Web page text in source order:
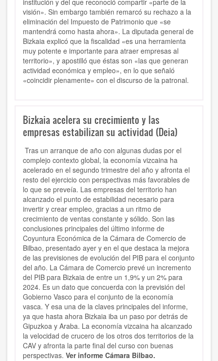
institución y del que reconoció compartir «parte de la
visión». Sin embargo también remarcó su rechazo a la
eliminación del Impuesto de Patrimonio que «se
mantendrá como hasta ahora». La diputada general de
Bizkaia explicó que la fiscalidad «es una herramienta
muy potente e importante para atraer empresas al
territorio», y apostilló que éstas son «las que generan
actividad económica y empleo», en lo que señaló
«coincidir plenamente» con el discurso de la patronal.
Bizkaia acelera su crecimiento y las
empresas estabilizan su actividad (Deia)
Tras un arranque de año con algunas dudas por el
complejo contexto global, la economía vizcaina ha
acelerado en el segundo trimestre del año y afronta el
resto del ejercicio con perspectivas más favorables de
lo que se preveía. Las empresas del territorio han
alcanzado el punto de estabilidad necesario para
invertir y crear empleo, gracias a un ritmo de
crecimiento de ventas constante y sólido. Son las
conclusiones principales del último informe de
Coyuntura Económica de la Cámara de Comercio de
Bilbao, presentado ayer y en el que destaca la mejora
de las previsiones de evolución del PIB para el conjunto
del año. La Cámara de Comercio prevé un incremento
del PIB para Bizkaia de entre un 1,9% y un 2% para
2024. Es un dato que concuerda con la previsión del
Gobierno Vasco para el conjunto de la economía
vasca. Y esa una de la claves principales del informe,
ya que hasta ahora Bizkaia iba un paso por detrás de
Gipuzkoa y Araba. La economía vizcaina ha alcanzado
la velocidad de crucero de los otros dos territorios de la
CAV y afronta la parte final del curso con buenas
perspectivas. Ver informe Cámara Bilbao.